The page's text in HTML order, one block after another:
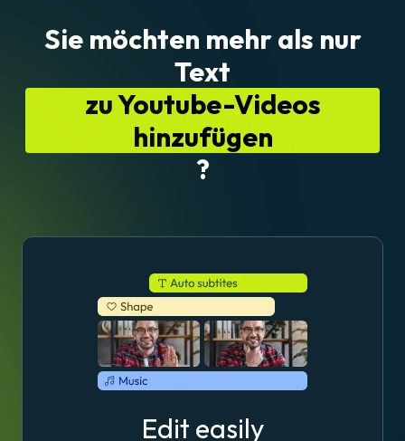
Sie möchten mehr als nur
Text
zu Youtube-Videos
hinzufügen
?
Edit easily